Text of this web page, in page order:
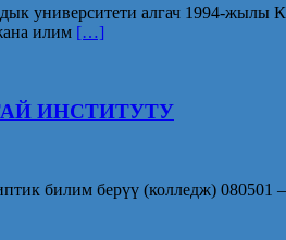
алгач 1994-жылы
илим […]
ИНСТИТУТУ
билим берүү (колледж)